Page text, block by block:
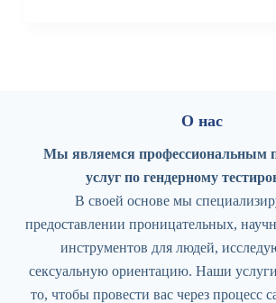
О нас
Мы являемся профессиональным
услуг по гендерному
В своей основе мы
предоставлении проницательных,
инструментов для людей,
сексуальную ориентацию. Наши
то, чтобы провести вас через процесс